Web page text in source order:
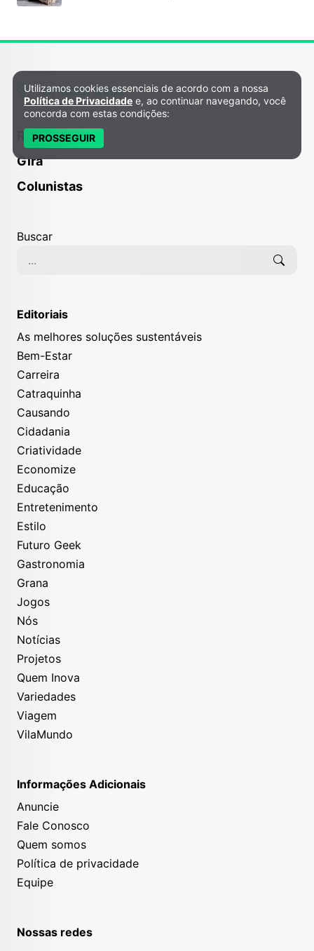
Receitas
Gira
Colunistas
Buscar
Editoriais
As melhores soluções sustentáveis
Bem-Estar
Carreira
Catraquinha
Causando
Cidadania
Criatividade
Economize
Educação
Entretenimento
Estilo
Futuro Geek
Gastronomia
Grana
Jogos
Nós
Notícias
Projetos
Quem Inova
Variedades
Viagem
VilaMundo
Informações Adicionais
Anuncie
Fale Conosco
Quem somos
Política de privacidade
Equipe
Nossas redes
Política de Privacidade e Cookies
Utilizamos cookies essenciais de acordo com a nossa
Política de Privacidade e, ao continuar navegando, você
concorda com estas condições:
PROSSEGUIR